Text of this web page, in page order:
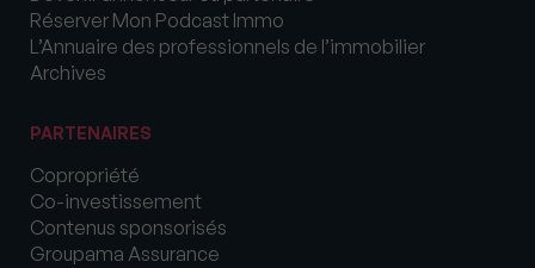
Réserver Mon Podcast Immo
L’Annuaire des professionnels de l’immobilier
Archives
PARTENAIRES
Copropriété
Co-investissement
Contenus sponsorisés
Groupama Assurance